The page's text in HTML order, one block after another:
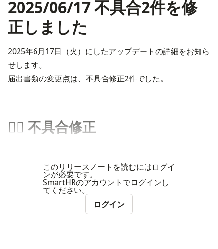
2025/06/17 不具合2件を修
正しました
2025年6月17日（火）にしたアップデートの詳細をお知ら
せします。
届出書類の変更点は、不具合修正2件でした。
👨‍⚕️ 不具合修正
このリリースノートを読むにはログイ
ンが必要です。
SmartHRのアカウントでログインし
てください。
ログイン